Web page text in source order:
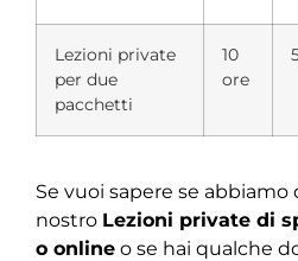
Lezioni private
per due
pacchetti
10
ore
Se vuoi sapere se
nostro Lezioni private di
o online o se hai qualche